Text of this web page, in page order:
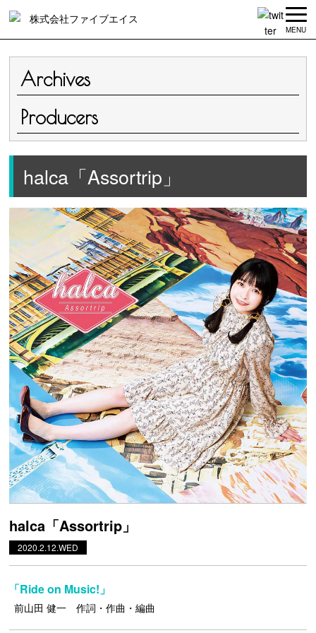
MENU
Archives
Producers
halca「Assortrip」
halca「Assortrip」
2020.2.12.WED
「Ride on Music!」
前山田 健一 作詞・作曲・編曲